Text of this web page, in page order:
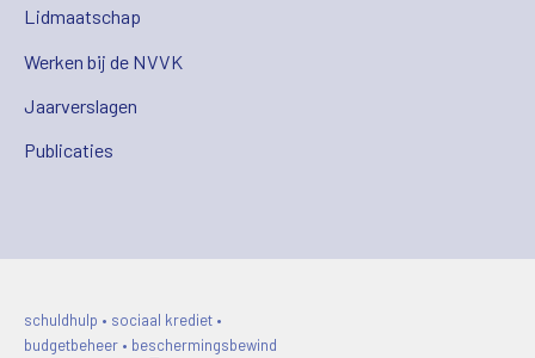
Lidmaatschap
Werken bij de NVVK
Jaarverslagen
Publicaties
schuldhulp • sociaal krediet •
budgetbeheer • beschermingsbewind